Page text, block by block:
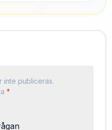
inte publiceras.
*